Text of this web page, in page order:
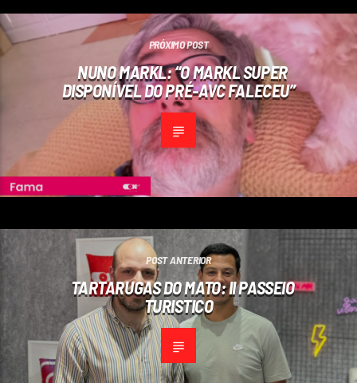
PRÓXIMO POST
NUNO MARKL: “O MARKL SUPER
DISPONÍVEL DO PRÉ-AVC FALECEU”
POST ANTERIOR
TARTARUGAS DO MATO: II PASSEIO
TURISTICO